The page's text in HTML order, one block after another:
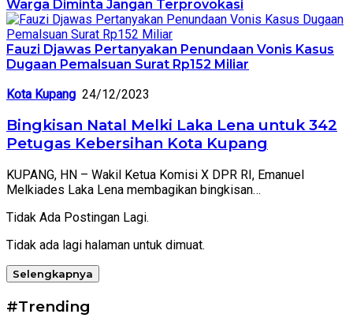
Warga Diminta Jangan Terprovokasi
Fauzi Djawas Pertanyakan Penundaan Vonis Kasus
Dugaan Pemalsuan Surat Rp152 Miliar
Kota Kupang 24/12/2023
Bingkisan Natal Melki Laka Lena untuk 342
Petugas Kebersihan Kota Kupang
KUPANG, HN – Wakil Ketua Komisi X DPR RI, Emanuel
Melkiades Laka Lena membagikan bingkisan…
Tidak Ada Postingan Lagi.
Tidak ada lagi halaman untuk dimuat.
Selengkapnya
#Trending